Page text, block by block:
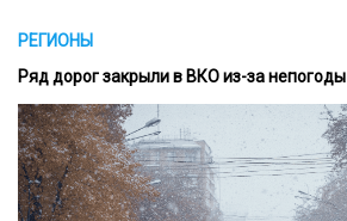
РЕГИОНЫ
Ряд дорог закрыли в ВКО из-за непогоды